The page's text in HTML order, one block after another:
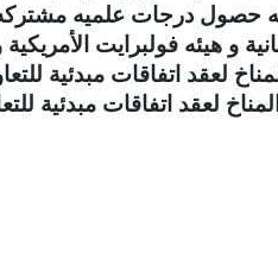
حصول درجات علميه
و هيئه فولبرايت
لعقد اتفاقات مبدئية
لعقد اتفاقات مبدئية